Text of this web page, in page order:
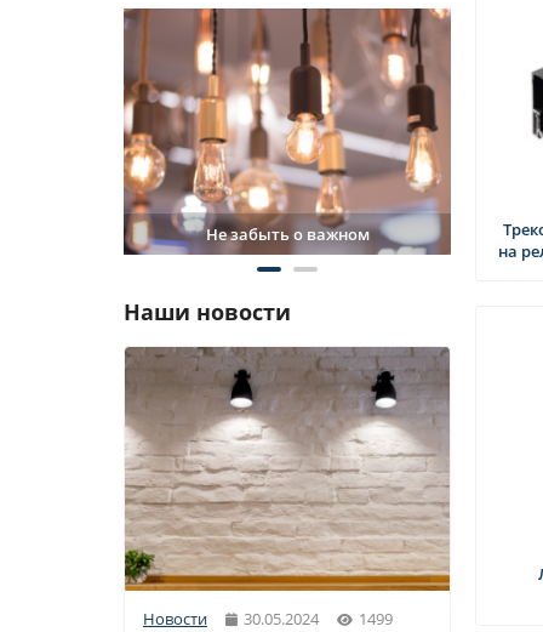
Не забыть о важном
Наши новости
Новости 30.05.2024 1499
на